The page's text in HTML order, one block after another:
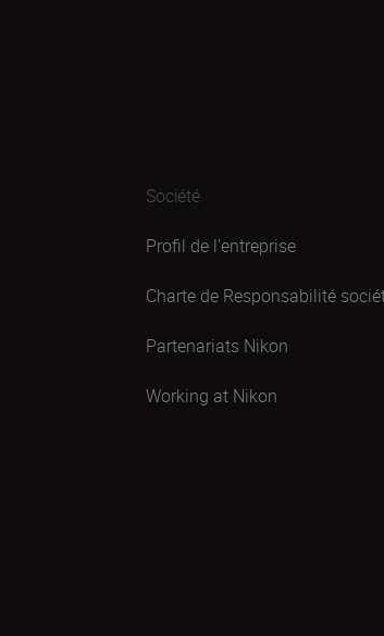
Société
Profil de l'entreprise
Charte de Responsabilité
Partenariats Nikon
Working at Nikon